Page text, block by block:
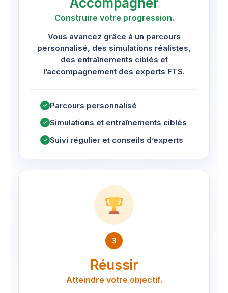
Construire votre progression.
Vous avancez grâce à un parcours
personnalisé, des simulations réalistes,
des entraînements ciblés et
l’accompagnement des experts FTS.
✓ Parcours personnalisé
✓ Simulations et entraînements ciblés
✓ Suivi régulier et conseils d’experts
3
Réussir
Atteindre votre objectif.